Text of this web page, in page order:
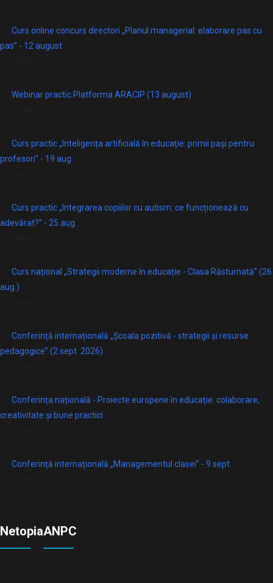
Curs online concurs directori „Planul managerial: elaborare pas cu
pas” - 12 august
Webinar practic Platforma ARACIP (13 august)
Curs practic „Inteligența artificială în educație: primii pași pentru
profesori” - 19 aug.
Curs practic „Integrarea copiilor cu autism: ce funcționează cu
adevărat?” - 25 aug.
Curs național „Strategii moderne în educație - Clasa Răsturnată” (26
aug.)
Conferință internațională „Școala pozitivă - strategii și resurse
pedagogice” (2 sept. 2026)
Conferința națională - Proiecte europene în educație: colaborare,
creativitate și bune practici
Conferință internațională „Managementul clasei” - 9 sept.
NetopiaANPC